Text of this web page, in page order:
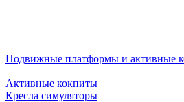
Подвижные платформы и активные
Активные кокпиты
Кресла симуляторы